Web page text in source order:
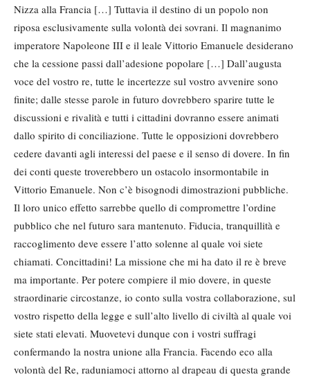
Nizza alla Francia […] Tuttavia il destino di un popolo non
riposa esclusivamente sulla volontà dei sovrani. Il magnanimo
imperatore Napoleone III e il leale Vittorio Emanuele desiderano
che la cessione passi dall’adesione popolare […] Dall’augusta
voce del vostro re, tutte le incertezze sul vostro avvenire sono
finite; dalle stesse parole in futuro dovrebbero sparire tutte le
discussioni e rivalità e tutti i cittadini dovranno essere animati
dallo spirito di conciliazione. Tutte le opposizioni dovrebbero
cedere davanti agli interessi del paese e il senso di dovere. In fin
dei conti queste troverebbero un ostacolo insormontabile in
Vittorio Emanuele. Non c’è bisognodi dimostrazioni pubbliche.
Il loro unico effetto sarrebbe quello di compromettre l’ordine
pubblico che nel futuro sara mantenuto. Fiducia, tranquillità e
raccoglimento deve essere l’atto solenne al quale voi siete
chiamati. Concittadini! La missione che mi ha dato il re è breve
ma importante. Per potere compiere il mio dovere, in queste
straordinarie circostanze, io conto sulla vostra collaborazione, sul
vostro rispetto della legge e sull’alto livello di civiltà al quale voi
siete stati elevati. Muovetevi dunque con i vostri suffragi
confermando la nostra unione alla Francia. Facendo eco alla
volontà del Re, raduniamoci attorno al drapeau di questa grande